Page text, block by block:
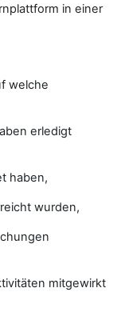
in einer
welche
erledigt
haben,
wurden,
mitgewirkt